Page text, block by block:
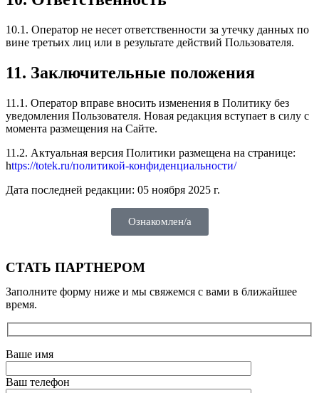
10.1. Оператор не несет ответственности за утечку данных по
вине третьих лиц или в результате действий Пользователя.
11. Заключительные положения
11.1. Оператор вправе вносить изменения в Политику без
уведомления Пользователя. Новая редакция вступает в силу с
момента размещения на Сайте.
11.2. Актуальная версия Политики размещена на странице:
https://totek.ru/политикой-конфиденциальности/
Дата последней редакции: 05 ноября 2025 г.
Ознакомлен/а
СТАТЬ ПАРТНЕРОМ
Заполните форму ниже и мы свяжемся с вами в ближайшее
время.
Ваше имя
Ваш телефон